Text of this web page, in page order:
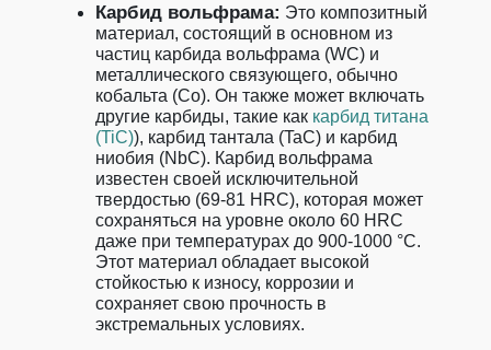
Карбид вольфрама: Это композитный
материал, состоящий в основном из
частиц карбида вольфрама (WC) и
металлического связующего, обычно
кобальта (Co). Он также может включать
другие карбиды, такие как карбид титана
(TiC)), карбид тантала (TaC) и карбид
ниобия (NbC). Карбид вольфрама
известен своей исключительной
твердостью (69-81 HRC), которая может
сохраняться на уровне около 60 HRC
даже при температурах до 900-1000 °C.
Этот материал обладает высокой
стойкостью к износу, коррозии и
сохраняет свою прочность в
экстремальных условиях.